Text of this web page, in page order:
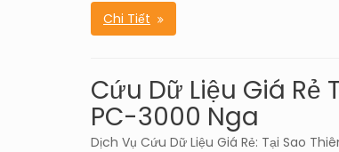
Chi Tiết
Cứu Dữ Liệu Giá Rẻ
PC-3000 Nga
Dịch Vụ Cứu Dữ Liệu Giá Rẻ: Tại Sao